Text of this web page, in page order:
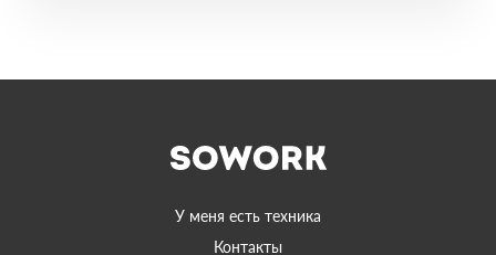
У меня есть техника
Контакты